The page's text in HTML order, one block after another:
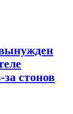
стонов